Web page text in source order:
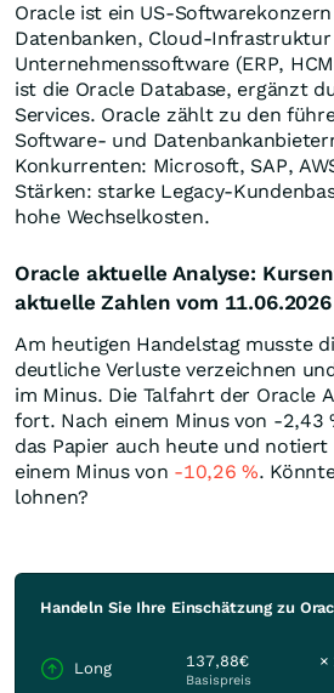
Oracle ist ein US-
Datenbanken, Cloud-Infrastruktur
Unternehmenssoftware (ERP,
ist die Oracle Database, ergänzt
Services. Oracle zählt zu den
Software- und
Konkurrenten: Microsoft, SAP,
Stärken: starke Legacy-
hohe Wechselkosten.
Oracle aktuelle Analyse:
aktuelle Zahlen vom 11.06.2026
Am heutigen Handelstag musste
deutliche Verluste verzeichnen
im Minus. Die Talfahrt der Oracle
fort. Nach einem Minus von -2,43
das Papier auch heute und notiert
einem Minus von -10,26%.
lohnen?
Handeln Sie Ihre Einschätzung zu
Long 137,88€
Basispreis
×